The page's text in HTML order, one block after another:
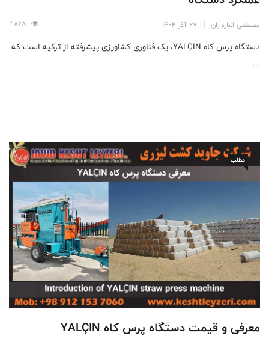
مصطفی انبارداران 27 آذر 1402
دستگاه پرس کاه YALÇIN، یک فناوری کشاورزی پیشرفته از ترکیه است که
...
مطلب
معرفی و قیمت دستگاه پرس کاه YALÇIN